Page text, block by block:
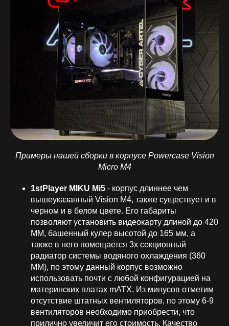
Примеры нашей сборки в корпусе Powercase Vision
Micro M4
1stPlayer MIKU Mi5 - корпус длиннее чем
вышеуказанный Vision M4, также существует и в
черном и в белом цвете. Его габариты
позволяют установить видеокарту длиной до 420
ММ, башенный кулер высотой до 165 мм, а
также в него помещается 3х секционный
радиатор системы водяного охлаждения (360
ММ), по этому данный корпус возможно
использовать почти с любой конфигурацией на
материнских платах mATX. Из минусов отметим
отсутствие штатных вентиляторов, по этому 6-9
вентиляторов необходимо приобрести, что
прилично увеличит его стоимость. Качество